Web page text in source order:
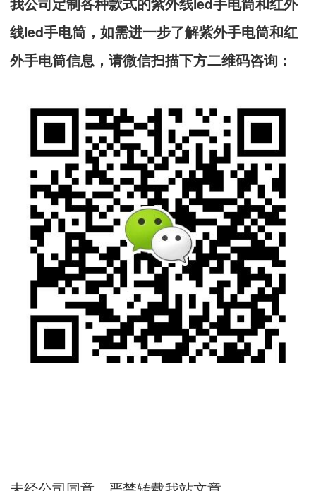
线led手电筒，如需进一步了解紫外手电筒和红
外手电筒信息，请微信扫描下方二维码咨询：